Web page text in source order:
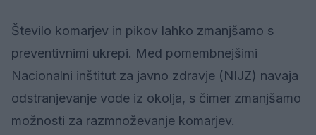
Število komarjev in pikov lahko zmanjšamo s
preventivnimi ukrepi. Med pomembnejšimi
Nacionalni inštitut za javno zdravje (NIJZ) navaja
odstranjevanje vode iz okolja, s čimer zmanjšamo
možnosti za razmnoževanje komarjev.